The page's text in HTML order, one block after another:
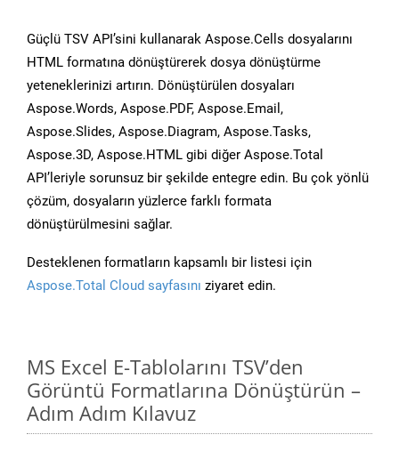
Güçlü TSV API’sini kullanarak Aspose.Cells dosyalarını
HTML formatına dönüştürerek dosya dönüştürme
yeteneklerinizi artırın. Dönüştürülen dosyaları
Aspose.Words, Aspose.PDF, Aspose.Email,
Aspose.Slides, Aspose.Diagram, Aspose.Tasks,
Aspose.3D, Aspose.HTML gibi diğer Aspose.Total
API’leriyle sorunsuz bir şekilde entegre edin. Bu çok yönlü
çözüm, dosyaların yüzlerce farklı formata
dönüştürülmesini sağlar.
Desteklenen formatların kapsamlı bir listesi için
Aspose.Total Cloud sayfasını ziyaret edin.
MS Excel E-Tablolarını TSV’den
Görüntü Formatlarına Dönüştürün –
Adım Adım Kılavuz